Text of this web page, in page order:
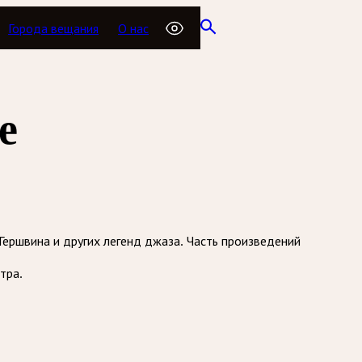
Города вещания О нас
и других легенд джаза. Часть произведений